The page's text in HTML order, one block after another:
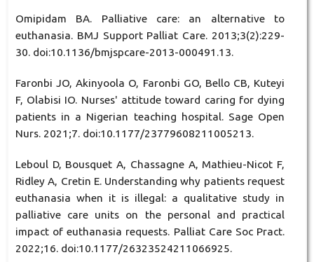
Omipidam BA. Palliative care: an alternative to
euthanasia. BMJ Support Palliat Care. 2013;3(2):229-
30. doi:10.1136/bmjspcare-2013-000491.13.
Faronbi JO, Akinyoola O, Faronbi GO, Bello CB, Kuteyi
F, Olabisi IO. Nurses' attitude toward caring for dying
patients in a Nigerian teaching hospital. Sage Open
Nurs. 2021;7. doi:10.1177/23779608211005213.
Leboul D, Bousquet A, Chassagne A, Mathieu-Nicot F,
Ridley A, Cretin E. Understanding why patients request
euthanasia when it is illegal: a qualitative study in
palliative care units on the personal and practical
impact of euthanasia requests. Palliat Care Soc Pract.
2022;16. doi:10.1177/26323524211066925.